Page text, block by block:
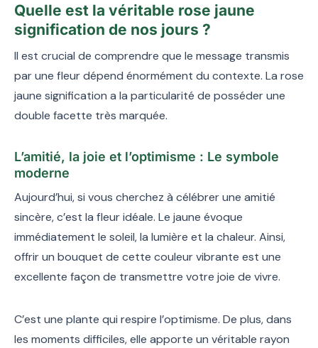
Quelle est la véritable rose jaune
signification de nos jours ?
Il est crucial de comprendre que le message transmis
par une fleur dépend énormément du contexte. La rose
jaune signification a la particularité de posséder une
double facette très marquée.
L’amitié, la joie et l’optimisme : Le symbole
moderne
Aujourd’hui, si vous cherchez à célébrer une amitié
sincère, c’est la fleur idéale. Le jaune évoque
immédiatement le soleil, la lumière et la chaleur. Ainsi,
offrir un bouquet de cette couleur vibrante est une
excellente façon de transmettre votre joie de vivre.
C’est une plante qui respire l’optimisme. De plus, dans
les moments difficiles, elle apporte un véritable rayon